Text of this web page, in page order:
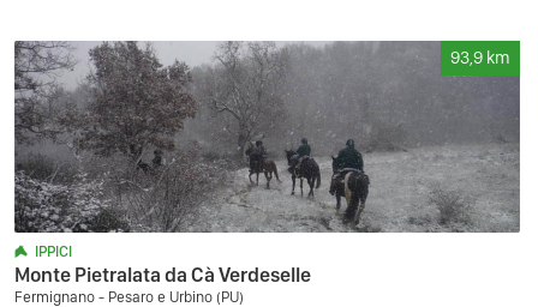
93,9 km
IPPICI
Monte Pietralata da Cà Verdeselle
Fermignano - Pesaro e Urbino (PU)